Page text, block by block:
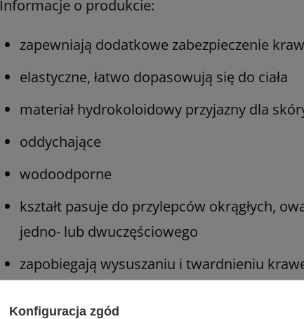
Informacje o produkcie:
zapewniają dodatkowe zabezpieczenie
elastyczne, łatwo dopasowują się do ciała
materiał hydrokoloidowy przyjazny dla
oddychające
wodoodporne
kształt pasuje do przylepców okrągłych,
jedno- lub dwuczęściowego
zapobiegają wysuszaniu i twardnieniu
Rozmiar: 5 x 11 cm
Konfiguracja zgód